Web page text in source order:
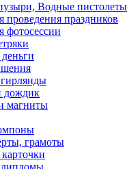
Водные пистолеты
проведения праздников
фотосессии
дождик
магниты
грамоты